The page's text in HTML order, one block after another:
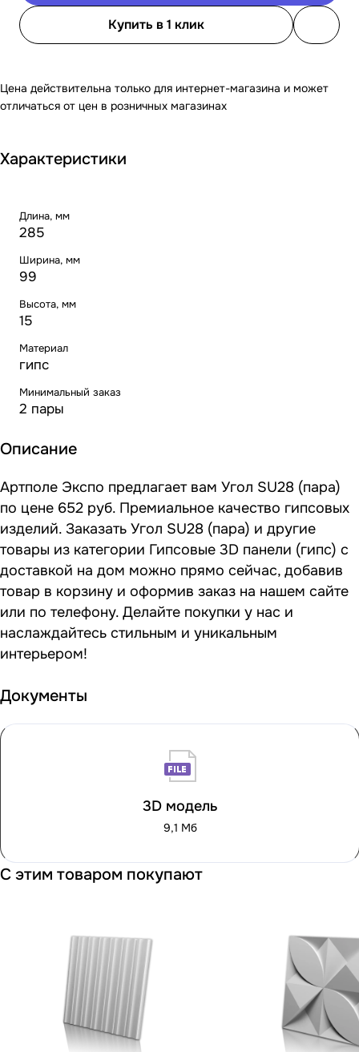
Купить в 1 клик
Цена действительна только для интернет-магазина и может
отличаться от цен в розничных магазинах
Характеристики
Длина, мм
285
Ширина, мм
99
Высота, мм
15
Материал
гипс
Минимальный заказ
2 пары
Описание
Артполе Экспо предлагает вам Угол SU28 (пара)
по цене 652 руб. Премиальное качество гипсовых
изделий. Заказать Угол SU28 (пара) и другие
товары из категории Гипсовые 3D панели (гипс) с
доставкой на дом можно прямо сейчас, добавив
товар в корзину и оформив заказ на нашем сайте
или по телефону. Делайте покупки у нас и
наслаждайтесь стильным и уникальным
интерьером!
Документы
3D модель
9,1 Мб
С этим товаром покупают